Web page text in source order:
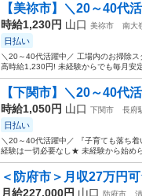
【美祢市】＼20～40代
時給1,230円 山口 美祢市 南大
日払い
＼20～40代活躍中／ 工場内のお掃除
高時給1,230円! 未経験からでも毎月安
【下関市】＼20～40代
時給1,050円 山口 下関市 長府
日払い
＼20～40代活躍中／ 『子育ても落ち
経験は一切必要なし★ 未経験から始め
＜防府市＞月収27万円
月給227,000円 山口 防府市